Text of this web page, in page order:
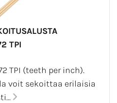
TPI
TPI (teeth per inch).
voit sekoittaa erilaisia